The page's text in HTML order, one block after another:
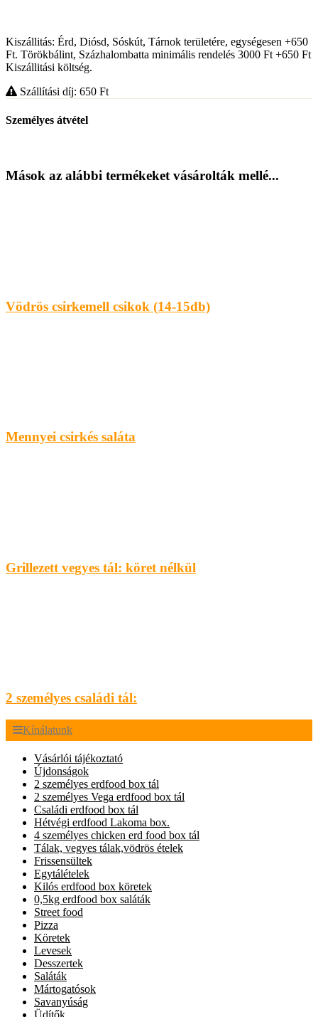
Kiszállitás: Érd, Diósd, Sóskút, Tárnok területére, egységesen +650
Ft. Törökbálint, Százhalombatta minimális rendelés 3000 Ft +650 Ft
Kiszállitási költség.
Szállítási díj: 650 Ft
Személyes átvétel
Mások az alábbi termékeket vásárolták mellé...
Vödrös csirkemell csikok (14-15db)
Mennyei csirkés saláta
Grillezett vegyes tál: köret nélkül
2 személyes családi tál:
Kínálatunk
Vásárlói tájékoztató
Újdonságok
2 személyes erdfood box tál
2 személyes Vega erdfood box tál
Családi erdfood box tál
Hétvégi erdfood Lakoma box.
4 személyes chicken erd food box tál
Tálak, vegyes tálak,vödrös ételek
Frissensültek
Egytálételek
Kilós erdfood box köretek
0,5kg erdfood box saláták
Street food
Pizza
Köretek
Levesek
Desszertek
Saláták
Mártogatósok
Savanyúság
Üdítők